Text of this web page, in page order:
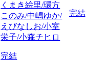
くまき絵里/環方
このみ/中嶋ゆか/
えびなしお/小室
栄子/小森チヒロ
完結
完結